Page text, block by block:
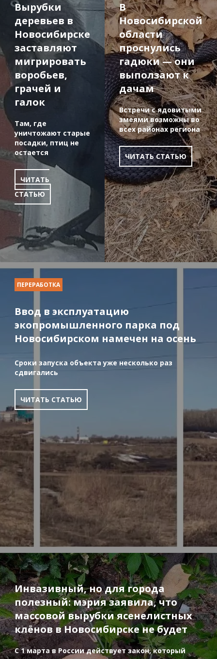
Вырубки
деревьев в
Новосибирске
заставляют
мигрировать
воробьев,
грачей и
галок
Там, где
уничтожают старые
посадки, птиц не
остается
ЧИТАТЬ
СТАТЬЮ
В
Новосибирской
области
проснулись
гадюки — они
выползают к
дачам
Встречи с ядовитыми
змеями возможны во
всех районах региона
ЧИТАТЬ СТАТЬЮ
ПЕРЕРАБОТКА
Ввод в эксплуатацию
экопромышленного парка под
Новосибирском намечен на осень
Сроки запуска объекта уже несколько раз
сдвигались
ЧИТАТЬ СТАТЬЮ
Инвазивный, но для города
полезный: мэрия заявила, что
массовой вырубки ясенелистных
клёнов в Новосибирске не будет
С 1 марта в России действует закон, который